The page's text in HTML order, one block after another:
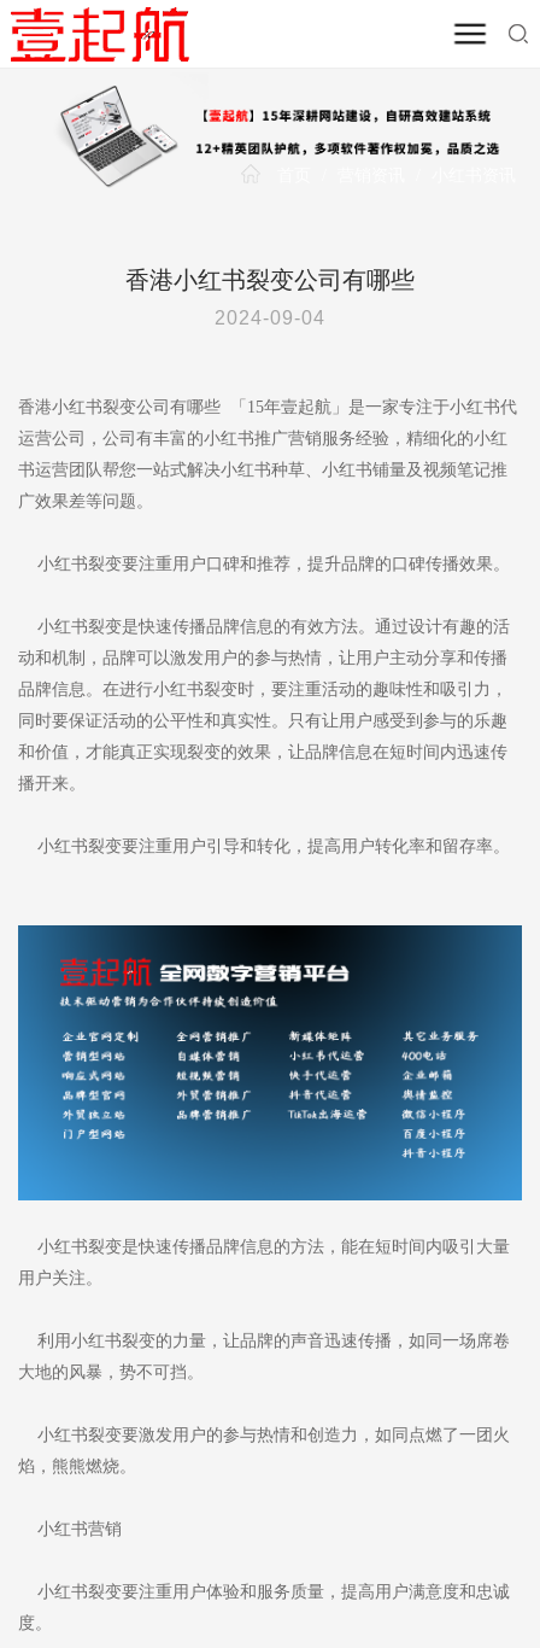
香港小红书裂变公司有哪些
2024-09-04
香港小红书裂变公司有哪些 「15年壹起航」是一家专注于小红书代
运营公司，公司有丰富的小红书推广营销服务经验，精细化的小红
书运营团队帮您一站式解决小红书种草、小红书铺量及视频笔记推
广效果差等问题。
小红书裂变要注重用户口碑和推荐，提升品牌的口碑传播效果。
小红书裂变是快速传播品牌信息的有效方法。通过设计有趣的活
动和机制，品牌可以激发用户的参与热情，让用户主动分享和传播
品牌信息。在进行小红书裂变时，要注重活动的趣味性和吸引力，
同时要保证活动的公平性和真实性。只有让用户感受到参与的乐趣
和价值，才能真正实现裂变的效果，让品牌信息在短时间内迅速传
播开来。
小红书裂变要注重用户引导和转化，提高用户转化率和留存率。
小红书裂变是快速传播品牌信息的方法，能在短时间内吸引大量
用户关注。
利用小红书裂变的力量，让品牌的声音迅速传播，如同一场席卷
大地的风暴，势不可挡。
小红书裂变要激发用户的参与热情和创造力，如同点燃了一团火
焰，熊熊燃烧。
小红书营销
小红书裂变要注重用户体验和服务质量，提高用户满意度和忠诚
度。